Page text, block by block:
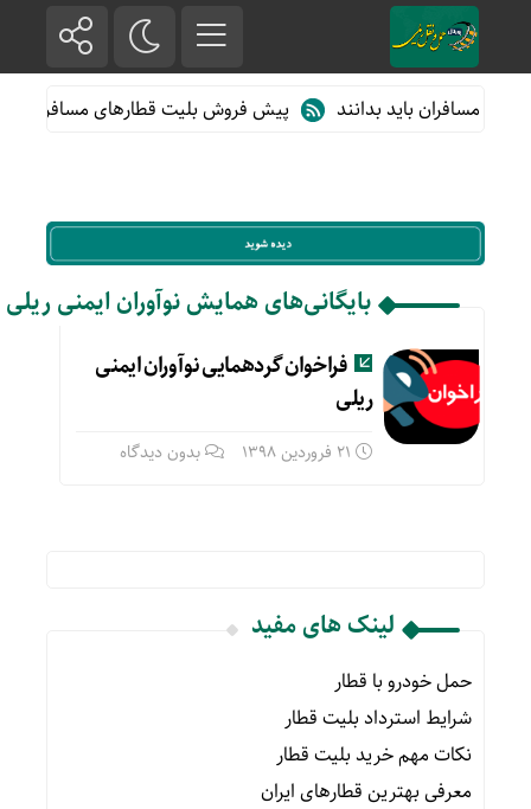
مسافران باید بدانند پیش فروش بلیت قطارهای مسافری/
بایگانی‌های همایش نوآوران ایمنی ریلی
فراخوان گردهمایی نوآوران ایمنی
ریلی
21 فروردین 1398 بدون دیدگاه
لینک های مفید
حمل خودرو با قطار
شرایط استرداد بلیت قطار
نکات مهم خرید بلیت قطار
معرفی بهترین قطارهای ایران